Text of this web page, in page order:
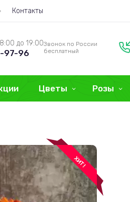
Контакты
до 19:00
97-96
Звонок по России
бесплатный
Цветы Розы
ХИТ!